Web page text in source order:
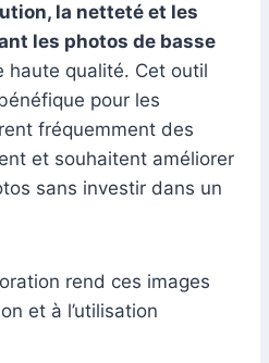
la netteté et les
les photos de basse
haute qualité. Cet outil
pour les
fréquemment des
et souhaitent améliorer
sans investir dans un
rend ces images
et à l’utilisation